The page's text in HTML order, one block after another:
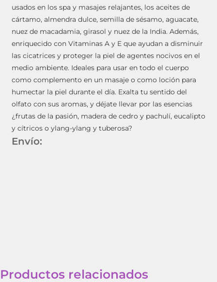
usados en los spa y masajes relajantes, los aceites de
cártamo, almendra dulce, semilla de sésamo, aguacate,
nuez de macadamia, girasol y nuez de la India. Además,
enriquecido con Vitaminas A y E que ayudan a disminuir
las cicatrices y proteger la piel de agentes nocivos en el
medio ambiente. Ideales para usar en todo el cuerpo
como complemento en un masaje o como loción para
humectar la piel durante el día. Exalta tu sentido del
olfato con sus aromas, y déjate llevar por las esencias
¿frutas de la pasión, madera de cedro y pachulí, eucalipto
y cítricos o ylang-ylang y tuberosa?
Envío:
Productos relacionados